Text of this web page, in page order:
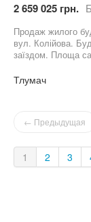
2 659 025 грн.
Продаж жилого
вул. Колійова.
заїздом. Площа
Ділянка - 7сот. В
меблі та
поверсі. Є гараж
великий підвал.
готовий до
інформацією та
Тлумач
← Предыдущая
1 2 3